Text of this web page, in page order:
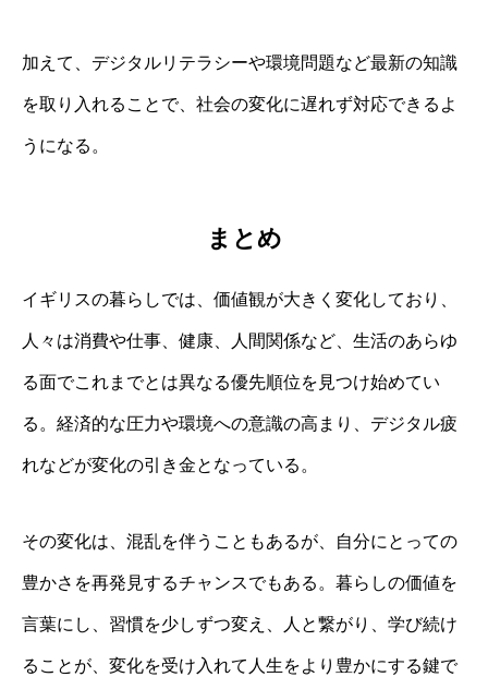
加えて、デジタルリテラシーや環境問題など最新の知識
を取り入れることで、社会の変化に遅れず対応できるよ
うになる。
まとめ
イギリスの暮らしでは、価値観が大きく変化しており、
人々は消費や仕事、健康、人間関係など、生活のあらゆ
る面でこれまでとは異なる優先順位を見つけ始めてい
る。経済的な圧力や環境への意識の高まり、デジタル疲
れなどが変化の引き金となっている。
その変化は、混乱を伴うこともあるが、自分にとっての
豊かさを再発見するチャンスでもある。暮らしの価値を
言葉にし、習慣を少しずつ変え、人と繋がり、学び続け
ることが、変化を受け入れて人生をより豊かにする鍵で